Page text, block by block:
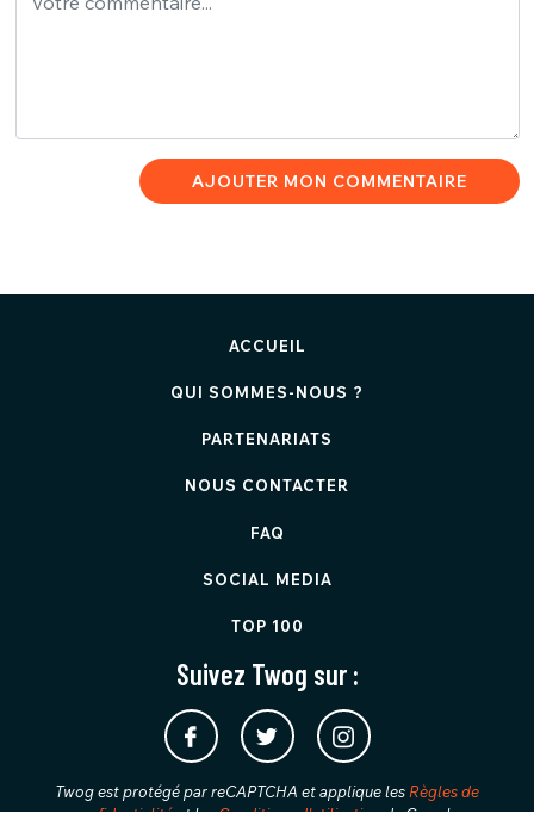
AJOUTER MON COMMENTAIRE
ACCUEIL
QUI SOMMES-NOUS ?
PARTENARIATS
NOUS CONTACTER
FAQ
SOCIAL MEDIA
TOP 100
Suivez Twog sur :
Twog est protégé par reCAPTCHA et applique les Règles de
confidentialitéet lesConditions d'utilisationde Google.